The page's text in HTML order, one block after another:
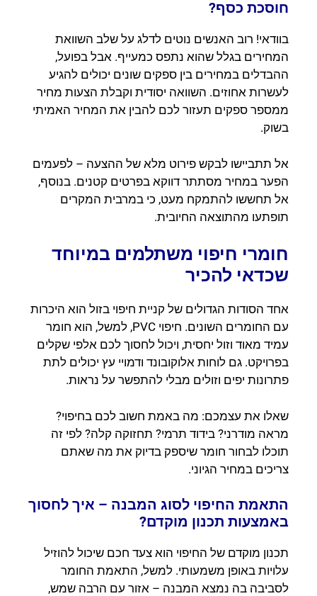
חוסכת כסף?
בוודאי! רוב האנשים נוטים לדלג על שלב השוואת
המחירים בגלל שהוא נתפס כמעייף. אבל בפועל,
ההבדלים במחירים בין ספקים שונים יכולים להגיע
לעשרות אחוזים. השוואה יסודית וקבלת הצעות מחיר
ממספר ספקים תעזור לכם להבין את המחיר האמיתי
בשוק.
אל תתביישו לבקש פירוט מלא של ההצעה – לפעמים
הפער במחיר מסתתר דווקא בפרטים קטנים. בנוסף,
אל תחששו להתמקח מעט, כי במרבית המקרים
תופתעו מהתוצאה החיובית.
חומרי חיפוי משתלמים במיוחד
שכדאי להכיר
אחד הסודות הגדולים של קניית חיפוי בזול הוא היכרות
עם החומרים השונים. חיפוי PVC, למשל, הוא חומר
עמיד מאוד וזול יחסית, ויכול לחסוך לכם אלפי שקלים
בפרויקט. גם לוחות אלוקובונד ודמויי עץ יכולים לתת
פתרונות יפים וזולים מבלי להתפשר על נראות.
שאלו את עצמכם: מה באמת חשוב לכם בחיפוי?
מראה מודרני? בידוד תרמי? תחזוקה קלה? לפי זה
תוכלו לבחור חומר שיספק בדיוק את מה שאתם
צריכים במחיר הגיוני.
התאמת החיפוי לסוג המבנה – איך לחסוך
באמצעות תכנון מוקדם?
תכנון מוקדם של החיפוי הוא צעד חכם שיכול להוזיל
עלויות באופן משמעותי. למשל, התאמת החומר
לסביבה בה נמצא המבנה – אזור עם הרבה שמש,